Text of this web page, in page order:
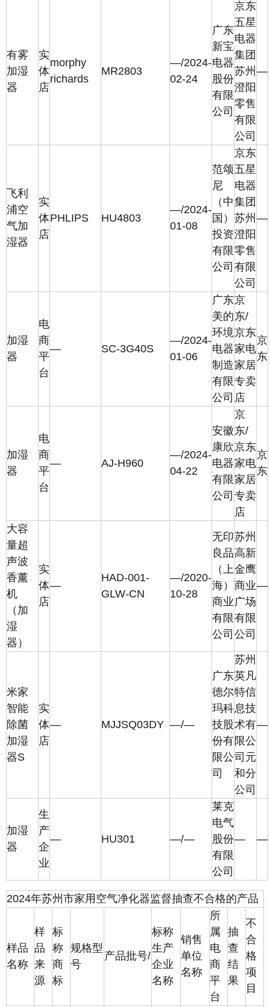
有雾
加湿
器
实
体
店
morphy
richards
MR2803
—/2024-
02-24
广东
新宝
电器
股份
有限
公司
京东
五星
电器
集团
苏州
澄阳
零售
有限
公司
—
飞利
浦空
气加
湿器
实
体
店
PHLIPS HU4803
—/2024-
01-08
范颂
尼
（中
国）
投资
有限
公司
京东
五星
电器
集团
苏州
澄阳
零售
有限
公司
—
加湿
器
电
商
平
台
— SC-3G40S
—/2024-
01-06
广东
美的
环境
电器
制造
有限
公司
京
东/
京东
家电
家居
专卖
店
京
东
加湿
器
电
商
平
台
— AJ-H960
—/2024-
04-22
安徽
康欣
电器
有限
公司
京
东/
京东
家电
家居
专卖
店
京
东
大容
量超
声波
香薰
机
（加
湿
器）
实
体
店
—
HAD-001-
GLW-CN
—/2020-
10-28
无印
良品
（上
海）
商业
有限
公司
苏州
高新
金鹰
商业
广场
有限
公司
—
米家
智能
除菌
加湿
器S
实
体
店
— MJJSQ03DY —/—
广东
德尔
玛科
技股
份有
限公
司
苏州
英凡
特信
息技
术有
限公
司元
和分
公司
—
加湿
器
生
产
企
业
— HU301 —/—
莱克
电气
股份
有限
公司
— —
2024年苏州市家用空气净化器监督抽查不合格的产品
样品
名称
样
品
来
源
标
称
商
标
规格型
号
产品批号/
标称
生产
企业
名称
销售
单位
名称
所
属
电
商
平
台
抽
查
结
果
不
合
格
项
目